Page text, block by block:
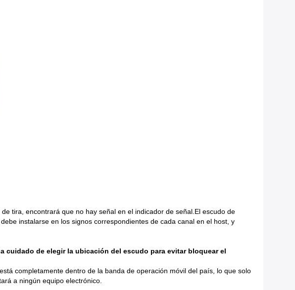
tira, encontrará que no hay señal en el indicador de señal.El escudo de
instalarse en los signos correspondientes de cada canal en el host, y
cuidado de elegir la ubicación del escudo para evitar bloquear el
completamente dentro de la banda de operación móvil del país, lo que solo
a ningún equipo electrónico.